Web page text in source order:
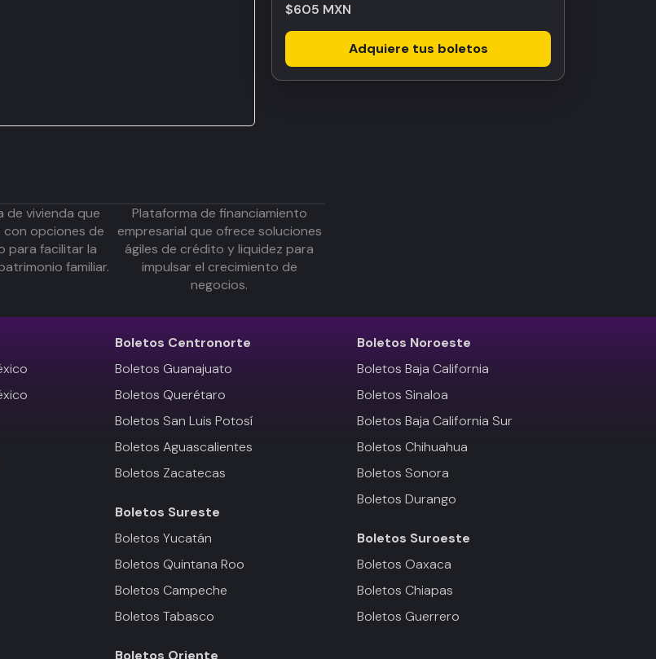
$605 MXN
Adquiere tus boletos
de vivienda que
opciones de
para facilitar la
familiar.
Plataforma de financiamiento
empresarial que ofrece soluciones
ágiles de crédito y liquidez para
impulsar el crecimiento de
negocios.
Boletos Centronorte
Boletos Guanajuato
Boletos Querétaro
Boletos San Luis Potosí
Boletos Aguascalientes
Boletos Zacatecas
Boletos Sureste
Boletos Yucatán
Boletos Quintana Roo
Boletos Campeche
Boletos Tabasco
Boletos Oriente
Boletos Noroeste
Boletos Baja California
Boletos Sinaloa
Boletos Baja California Sur
Boletos Chihuahua
Boletos Sonora
Boletos Durango
Boletos Suroeste
Boletos Oaxaca
Boletos Chiapas
Boletos Guerrero